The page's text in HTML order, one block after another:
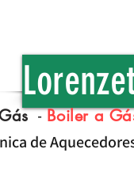
-Boiler a
de